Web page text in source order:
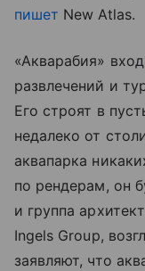
пишет New Atlas.
«Акварабия»
развлечений и
Его строят в
недалеко от
аквапарка
по рендерам, он
и группа
Ingels Group,
заявляют, что